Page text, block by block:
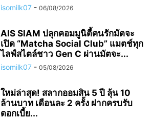
isomilk07 - 06/08/2026
AIS SIAM ปลุกคอมมูนิตี้คนรักมัตจะ
เปิด “Matcha Social Club” แมตช์ทุก
ไลฟ์สไตล์ชาว Gen C ผ่านมัตจะ...
isomilk07 - 05/08/2026
ใหม่ล่าสุด! สลากออมสิน 5 ปี ลุ้น 10
ล้านบาท เดือนละ 2 ครั้ง ฝากครบรับ
ดอกเบี้ย...